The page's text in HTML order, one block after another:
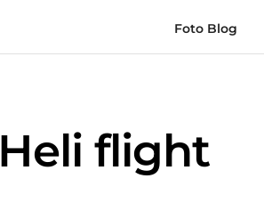
Foto Blog
Heli flight